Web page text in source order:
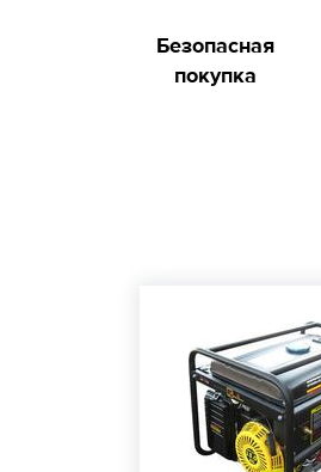
Безопасная
покупка